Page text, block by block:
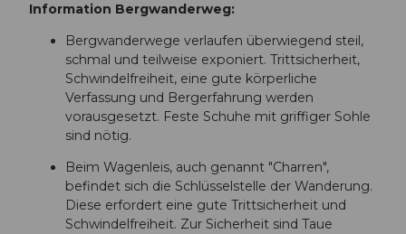
Information Bergwanderweg:
Bergwanderwege verlaufen überwiegend steil,
schmal und teilweise exponiert. Trittsicherheit,
Schwindelfreiheit, eine gute körperliche
Verfassung und Bergerfahrung werden
vorausgesetzt. Feste Schuhe mit griffiger Sohle
sind nötig.
Beim Wagenleis, auch genannt "Charren",
befindet sich die Schlüsselstelle der Wanderung.
Diese erfordert eine gute Trittsicherheit und
Schwindelfreiheit. Zur Sicherheit sind Taue